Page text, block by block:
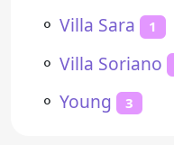
⚬ Villa Sara 1
⚬ Villa Soriano
⚬ Young 3